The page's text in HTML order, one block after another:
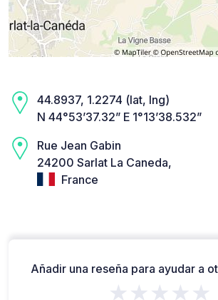
44.8937, 1.2274 (lat, lng)
N 44°53’37.32” E 1°13’38.532”
Rue Jean Gabin
24200 Sarlat La Caneda,
France
Añadir una reseña para ayudar a
★★★★★